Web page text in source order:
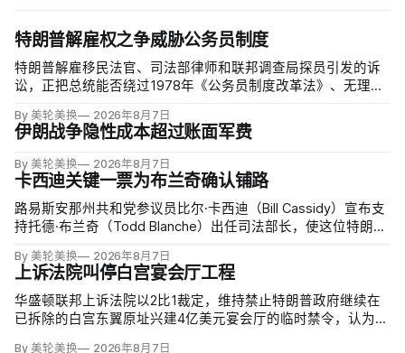
特朗普解雇权之争威胁公务员制度
特朗普解雇移民法官、司法部律师和联邦调查局探员引发的诉
讼，正把总统能否绕过1978年《公务员制度改革法》、无理由
天将全院审理两名前移民法官梅根·杰克勒（Megan Jackler）
和布兰登·贾罗赫（Brandon Jaroc…
By 美轮美换 2026年8月7日
伊朗战争隐性成本超过账面军费
By 美轮美换 2026年8月7日
卡西迪关键一票为布兰奇确认铺路
路易斯安那州共和党参议员比尔·卡西迪（Bill Cassidy）宣布支
持托德·布兰奇（Todd Blanche）出任司法部长，使这位特朗普
By 美轮美换 2026年8月7日
上诉法院叫停白宫宴会厅工程
华盛顿联邦上诉法院以2比1裁定，维持禁止特朗普政府继续在
已拆除的白宫东翼原址兴建4亿美元宴会厅的临时禁令，认为该
By 美轮美换 2026年8月7日